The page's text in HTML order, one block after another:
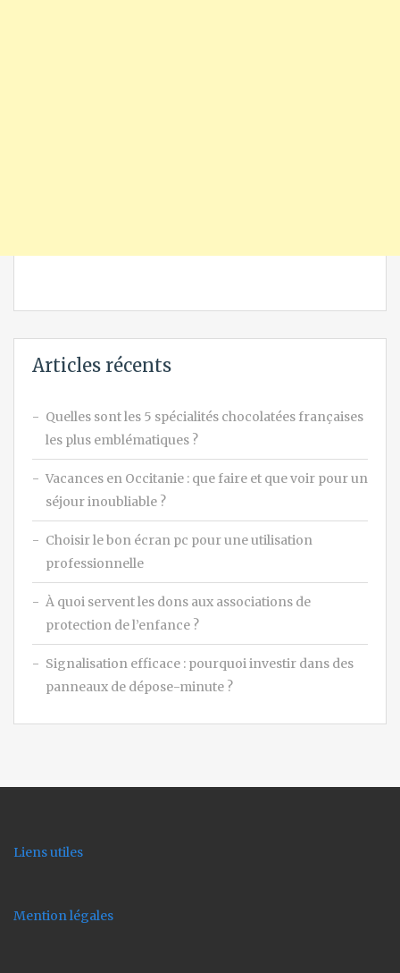
Articles récents
Quelles sont les 5 spécialités chocolatées françaises
les plus emblématiques ?
Vacances en Occitanie : que faire et que voir pour un
séjour inoubliable ?
Choisir le bon écran pc pour une utilisation
professionnelle
À quoi servent les dons aux associations de
protection de l’enfance ?
Signalisation efficace : pourquoi investir dans des
panneaux de dépose-minute ?
Liens utiles
Mention légales